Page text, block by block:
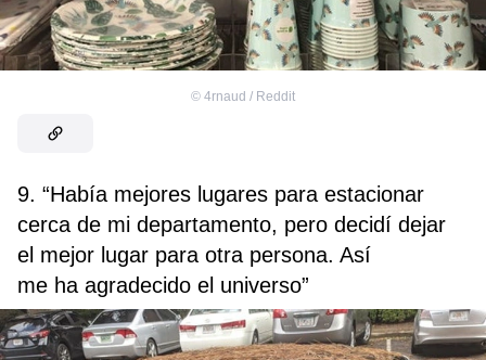
© 4rnaud / Reddit
9. “Había mejores lugares para estacionar
cerca de mi departamento, pero decidí dejar
el mejor lugar para otra persona. Así
me ha agradecido el universo”